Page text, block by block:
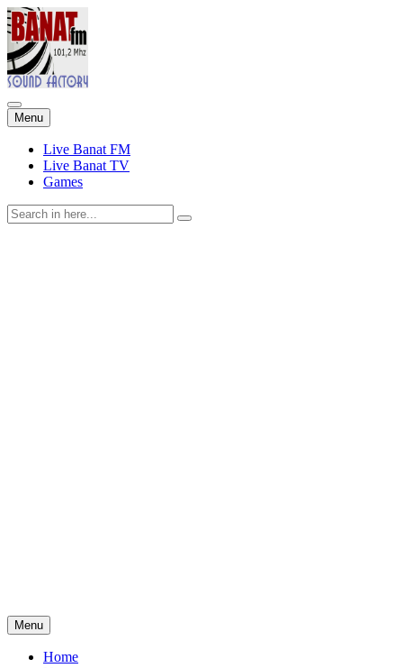
Menu Skip
to
content
Live Banat FM
Live Banat TV
Games
Search
for:
Menu Skip
to
content
Home